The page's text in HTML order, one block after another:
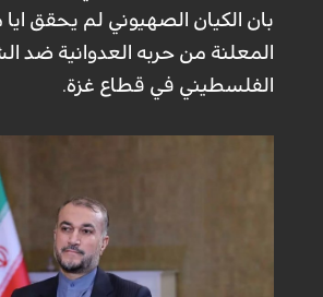
بان الكيان الصهيوني لم يحقق
المعلنة من حربه العدوانية ضد
الفلسطيني في قطاع غزة.